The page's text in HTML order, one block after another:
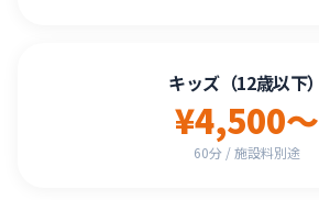
キッズ（12歳以下）
¥4,500〜
60分 / 施設料別途